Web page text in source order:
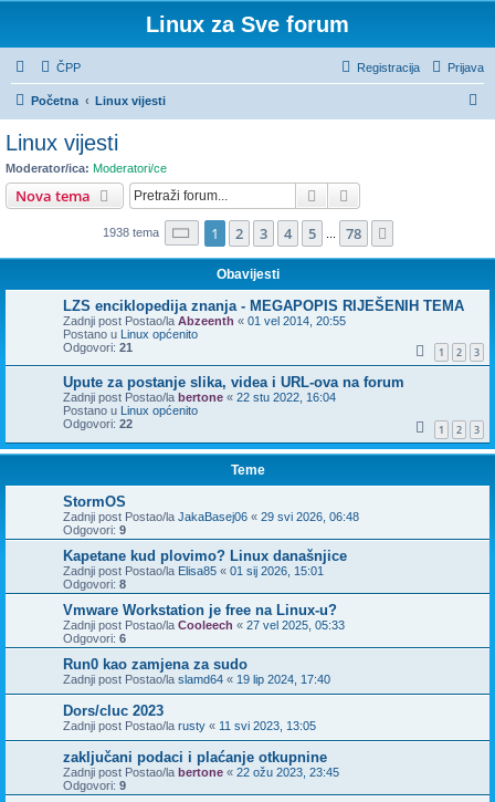
Linux za Sve forum
ČPP Prijava
Registracija
Početna Linux vijesti
ž
Linux vijesti
Moderator/ica: Moderatori/ce
Nova tema Pretražnik
1938 tema Stranica: 1/ 78.
1 2 3 4 5 78
Obavijesti
LZS enciklopedija znanja - MEGAPOPIS RIJEŠENIH TEMA
Zadnji post Postao/la Abzeenth « 01 vel 2014, 20:55
Postano u Linux općenito
Odgovori: 21 1 2 3
Upute za postanje slika, videa i URL-ova na forum
Zadnji post Postao/la bertone « 22 stu 2022, 16:04
Postano u Linux općenito
Odgovori: 22 1 2 3
Teme
StormOS
Zadnji post Postao/la JakaBasej06 « 29 svi 2026, 06:48
Odgovori: 9
Kapetane kud plovimo? Linux današnjice
Zadnji post Postao/la Elisa85 « 01 sij 2026, 15:01
Odgovori: 8
Vmware Workstation je free na Linux-u?
Zadnji post Postao/la Cooleech « 27 vel 2025, 05:33
Odgovori: 6
Run0 kao zamjena za sudo
Zadnji post Postao/la slamd64 « 19 lip 2024, 17:40
Dors/cluc 2023
Zadnji post Postao/la rusty « 11 svi 2023, 13:05
zaključani podaci i plaćanje otkupnine
Zadnji post Postao/la bertone « 22 ožu 2023, 23:45
Odgovori: 9